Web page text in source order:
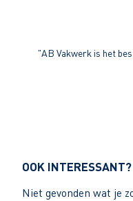
"AB Vakwerk is het
OOK INTERESSANT?
Niet gevonden wat je